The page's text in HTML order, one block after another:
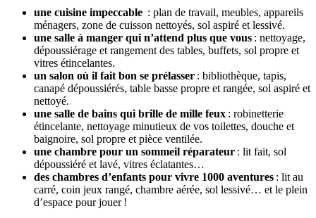
une cuisine impeccable : plan de travail, meubles, appareils
ménagers, zone de cuisson nettoyés, sol aspiré et lessivé.
une salle à manger qui n’attend plus que vous : nettoyage,
dépoussiérage et rangement des tables, buffets, sol propre et
vitres étincelantes.
un salon où il fait bon se prélasser : bibliothèque, tapis,
canapé dépoussiérés, table basse propre et rangée, sol aspiré et
nettoyé.
une salle de bains qui brille de mille feux : robinetterie
étincelante, nettoyage minutieux de vos toilettes, douche et
baignoire, sol propre et pièce ventilée.
une chambre pour un sommeil réparateur : lit fait, sol
dépoussiéré et lavé, vitres éclatantes…
des chambres d’enfants pour vivre 1000 aventures : lit au
carré, coin jeux rangé, chambre aérée, sol lessivé… et le plein
d’espace pour jouer !